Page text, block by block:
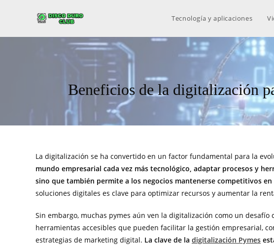
Tecnología y aplicaciones
Beneficios de la digitalización
La digitalización se ha convertido en un factor fundamental para la
mundo empresarial cada vez más tecnológico, adaptar procesos y
sino que también permite a los negocios mantenerse competitivos en
soluciones digitales es clave para optimizar recursos y aumentar la
Sin embargo, muchas pymes aún ven la digitalización como un
herramientas accesibles que pueden facilitar la gestión empresarial,
estrategias de marketing digital. La clave de la digitalización Pymes